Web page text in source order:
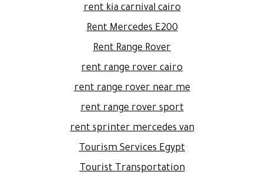
rent kia carnival cairo
Rent Mercedes E200
Rent Range Rover
rent range rover cairo
rent range rover near me
rent range rover sport
rent sprinter mercedes van
Tourism Services Egypt
Tourist Transportation